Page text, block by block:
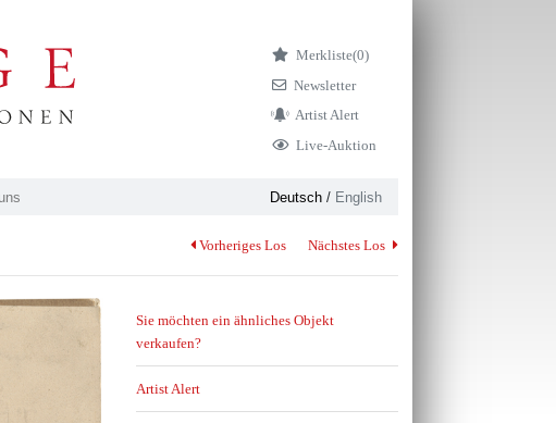
Merkliste(0)
Newsletter
Artist Alert
Live-Auktion
Deutsch/ English
Vorheriges Los Nächstes Los
Sie möchten ein ähnliches Objekt
verkaufen?
Artist Alert